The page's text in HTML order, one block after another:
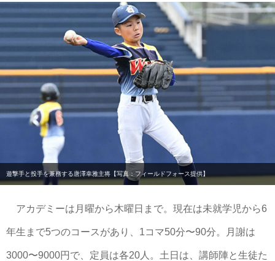
遊撃手と投手を兼務する唐澤幸雅主将【写真：フィールドフォース提供】
アカデミーは月曜から木曜日まで。現在は未就学児から6
年生まで5つのコースがあり、1コマ50分〜90分。月謝は
3000〜9000円で、定員は各20人。土日は、講師陣と生徒た